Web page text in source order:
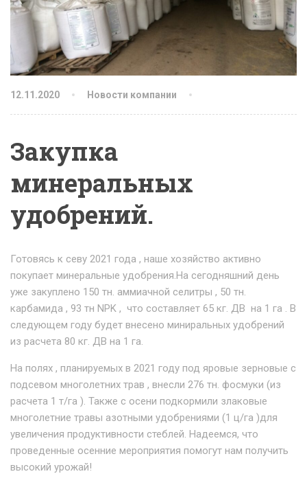
12.11.2020 Новости компании
Закупка
минеральных
удобрений.
Готовясь к севу 2021 года , наше хозяйство активно
покупает минеральные удобрения.На сегодняшний день
уже закуплено 150 тн. аммиачной селитры , 50 тн.
карбамида , 93 тн NPK , что составляет 65 кг. ДВ на 1 га . В
следующем году будет внесено миниральных удобрений
из расчета 80 кг. ДВ на 1 га.
На полях , планируемых в 2021 году под яровые зерновые с
подсевом многолетних трав , внесли 276 тн. фосмуки (из
расчета 1 т/га ). Также с осени подкормили злаковые
многолетние травы азотными удобрениями (1 ц/га )для
увеличения продуктивности стеблей. Надеемся, что
проведенные осенние мероприятия помогут нам получить
высокий урожай!